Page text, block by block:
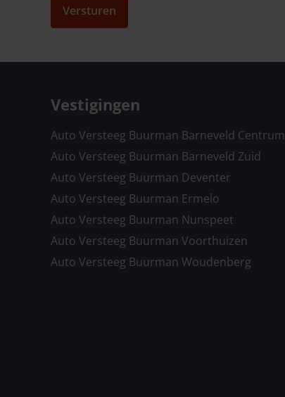
Versturen
Vestigingen
Auto Versteeg Buurman Barneveld Centrum
Auto Versteeg Buurman Barneveld Zuid
Auto Versteeg Buurman Deventer
Auto Versteeg Buurman Ermelo
Auto Versteeg Buurman Nunspeet
Auto Versteeg Buurman Voorthuizen
Auto Versteeg Buurman Woudenberg